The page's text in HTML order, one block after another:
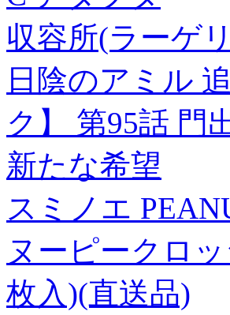
収容所(ラーゲ
日陰のアミル
ク】 第95話 門
新たな希望
スミノエ
ヌーピークロ
枚入)(直送品)